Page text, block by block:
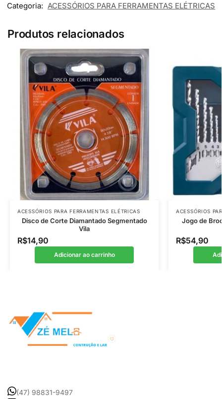
Categoria: ACESSÓRIOS PARA FERRAMENTAS ELÉTRICAS
Produtos relacionados
ACESSÓRIOS PARA FERRAMENTAS ELÉTRICAS
Disco de Corte Diamantado Segmentado
Vila
R$14,90
Adicionar ao carrinho
ACESSÓRIOS
Jogo de
R$54,90
(47) 98831-9497